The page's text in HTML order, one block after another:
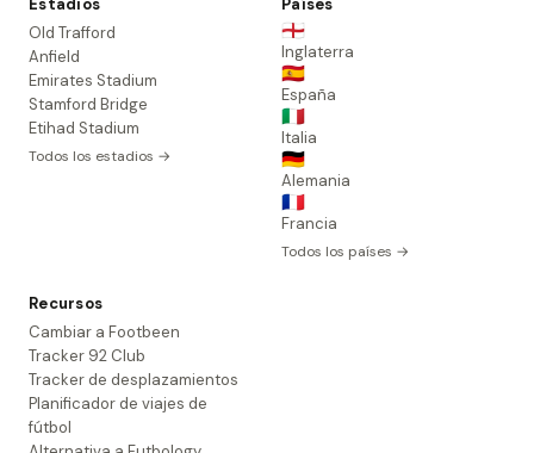
Estadios
Old Trafford
Anfield
Emirates Stadium
Stamford Bridge
Etihad Stadium
Todos los estadios →
Países
🏴󠁧󠁢󠁥󠁮󠁧󠁿
Inglaterra
🇪🇸
España
🇮🇹
Italia
🇩🇪
Alemania
🇫🇷
Francia
Todos los países →
Recursos
Cambiar a Footbeen
Tracker 92 Club
Tracker de desplazamientos
Planificador de viajes de
fútbol